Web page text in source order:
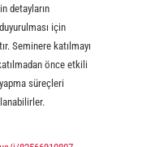
detayların
için
Seminere katılmayı
önce etkili
süreçleri